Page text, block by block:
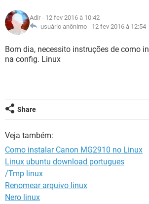
GUIA DE COMPRAS
INSTAGRAM
GUIA DE COMPRAS
CELULAR
OUTLOOK EXCEL
INSTAGRAM
GUIA DE COMPRAS
JOGOS
CELULAR
OUTLOOK EXCEL
GLOSSÁRIO
JOGOS WHATSAPP
CELULAR
GUIA DE COMPRAS
Adir - 12 fev 2016 à 10:42
usuário anônimo - 12 fev 2016 à 12:54
Bom dia, necessito instruções de como
na config. Linux
Share
Veja também:
Como instalar Canon MG2910 no Linux
Linux ubuntu download portugues
/Tmp linux
Renomear arquivo linux
Nero linux